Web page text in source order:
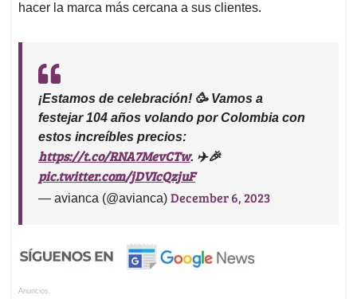
hacer la marca más cercana a sus clientes.
¡Estamos de celebración! 🥳 Vamos a
festejar 104 años volando por Colombia con
estos increíbles precios:
https://t.co/RNA7MevCTw. ✈️🎉
pic.twitter.com/jDVIcQzjuF
— avianca (@avianca) December 6, 2023
Anuncios.